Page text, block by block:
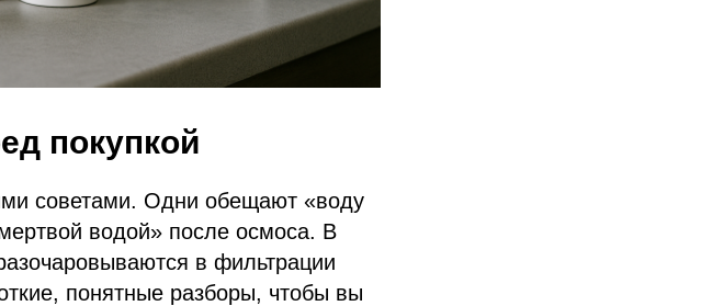
покупкой
советами. Одни обещают «воду
водой» после осмоса. В
в фильтрации
понятные разборы, чтобы вы